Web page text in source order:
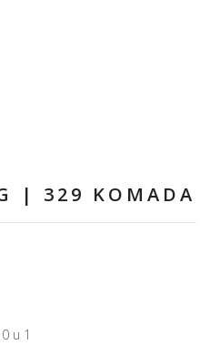
| 329 KOMADA
u 1